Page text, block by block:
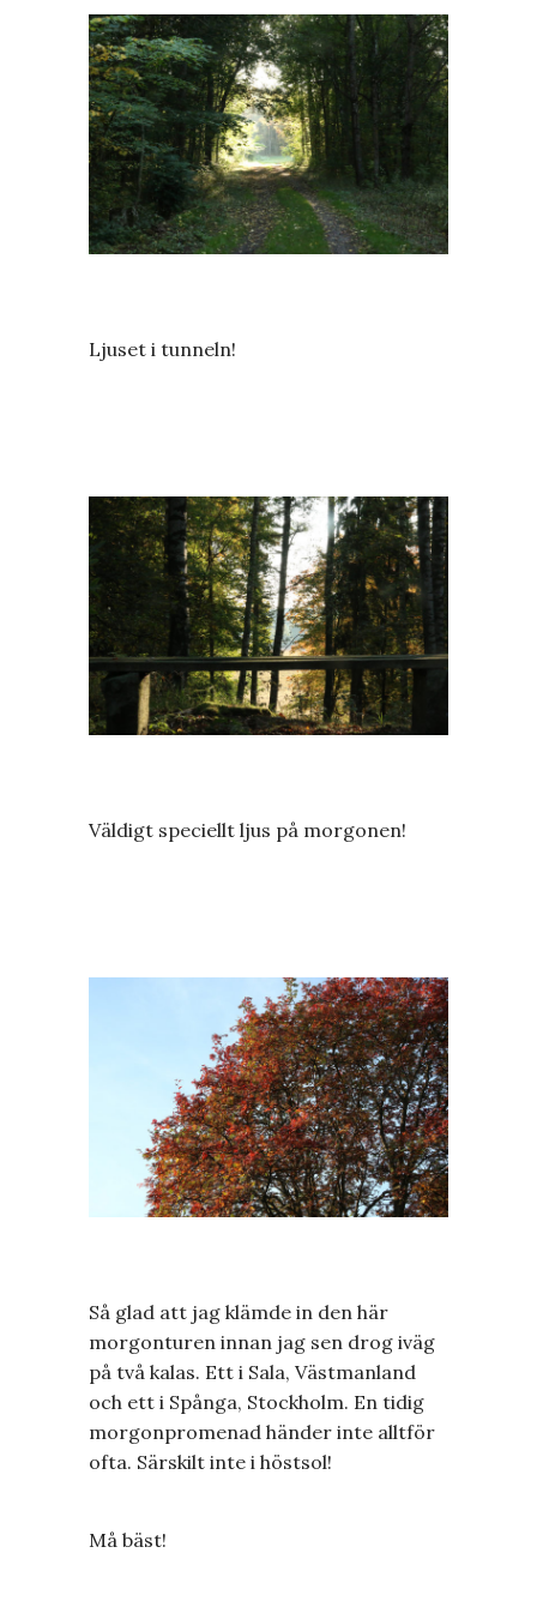
Ljuset i tunneln!
Väldigt speciellt ljus på morgonen!
Så glad att jag klämde in den här
morgonturen innan jag sen drog iväg
på två kalas. Ett i Sala, Västmanland
och ett i Spånga, Stockholm. En tidig
morgonpromenad händer inte alltför
ofta. Särskilt inte i höstsol!
Må bäst!